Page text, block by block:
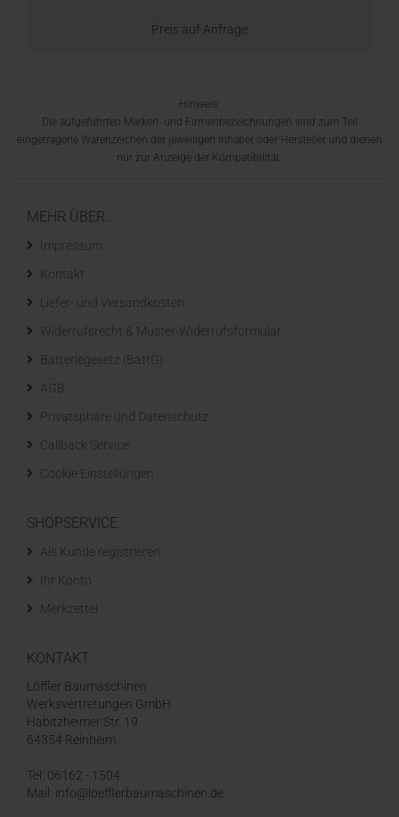
Preis auf Anfrage
Hinweis:
Die aufgeführten Marken- und Firmenbezeichnungen sind zum Teil
eingetragene Warenzeichen der jeweiligen Inhaber oder Hersteller und dienen
nur zur Anzeige der Kompatibilität.
MEHR ÜBER...
Impressum
Kontakt
Liefer- und Versandkosten
Widerrufsrecht & Muster-Widerrufsformular
Batteriegesetz (BattG)
AGB
Privatsphäre und Datenschutz
Callback Service
Cookie Einstellungen
SHOPSERVICE
Als Kunde registrieren
Ihr Konto
Merkzettel
KONTAKT
Löffler Baumaschinen
Werksvertretungen GmbH
Habitzheimer Str. 19
64354 Reinheim
Tel: 06162 - 1504
Mail: info@loefflerbaumaschinen.de